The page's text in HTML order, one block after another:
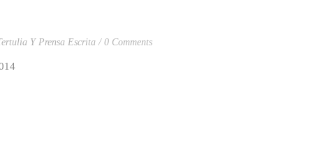
Y Prensa Escrita 0 Comments